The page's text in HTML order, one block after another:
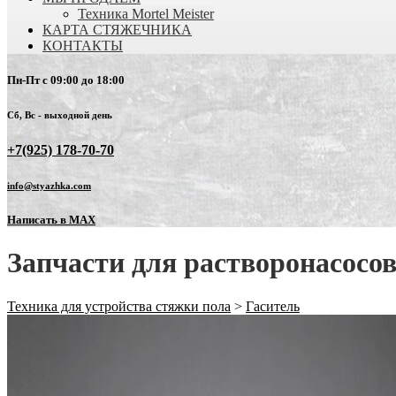
Техника Mortel Meister
КАРТА СТЯЖЕЧНИКА
КОНТАКТЫ
Пн-Пт с 09:00 до 18:00
Сб, Вс - выходной день
+7(925) 178-70-70
info@styazhka.com
Написать в MAX
Запчасти для растворонасосов
Техника для устройства стяжки пола > Гаситель